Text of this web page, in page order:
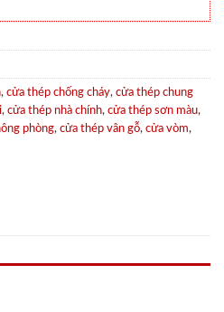
, cửa thép chống cháy, cửa thép chung
, cửa thép nhà chính, cửa thép sơn màu,
phòng, cửa thép vân gỗ, cửa vòm,